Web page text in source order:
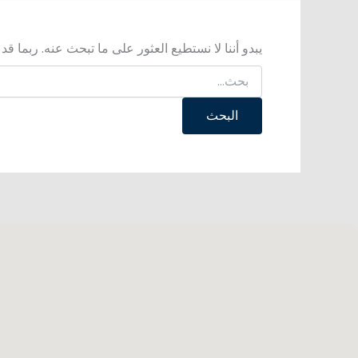
يبدو أننا لا نستطيع العثور على ما تبحث عنه. ربما